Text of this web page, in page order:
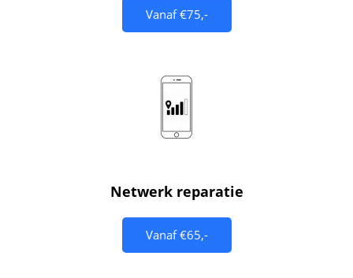
Vanaf €75,-
Netwerk reparatie
Vanaf €65,-